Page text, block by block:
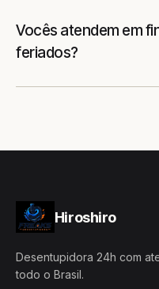
Vocês atendem em
feriados?
Hiroshiro
Desentupidora 24h com
todo o Brasil.